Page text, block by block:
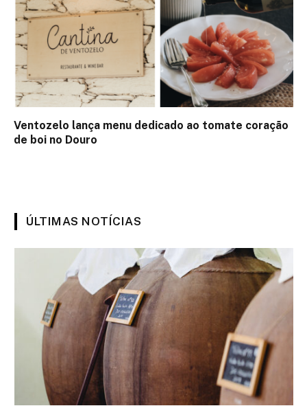
Ventozelo lança menu dedicado ao tomate coração
de boi no Douro
ÚLTIMAS NOTÍCIAS